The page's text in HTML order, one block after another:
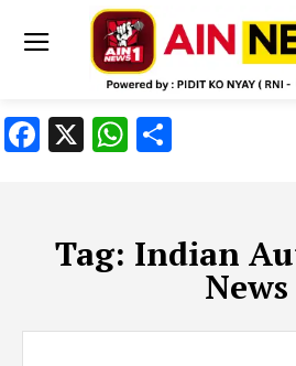
Facebook
X WhatsApp
Tag: Indian
News